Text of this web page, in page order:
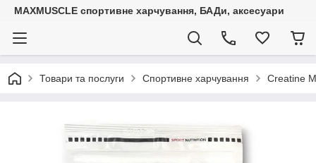
MAXMUSCLE спортивне харчування, БАДи, аксесуари
Товари та послуги Спортивне харчування Creatine